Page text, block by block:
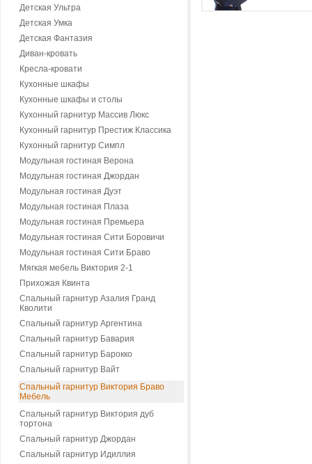
Детская Ультра
Детская Умка
Детская Фантазия
Диван-кровать
Кресла-кровати
Кухонные шкафы
Кухонные шкафы и столы
Кухонный гарнитур Массив Люкс
Кухонный гарнитур Престиж Классика
Кухонный гарнитур Симпл
Модульная гостиная Верона
Модульная гостиная Джордан
Модульная гостиная Дуэт
Модульная гостиная Плаза
Модульная гостиная Премьера
Модульная гостиная Сити Боровичи
Модульная гостиная Сити Браво
Мягкая мебель Виктория 2-1
Прихожая Квинта
Спальный гарнитур Азалия Гранд
Кволити
Спальный гарнитур Аргентина
Спальный гарнитур Бавария
Спальный гарнитур Барокко
Спальный гарнитур Вайт
Спальный гарнитур Виктория Браво
Мебель
Спальный гарнитур Виктория дуб
тортона
Спальный гарнитур Джордан
Спальный гарнитур Идиллия